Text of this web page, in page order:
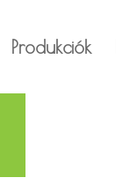
Produkciók